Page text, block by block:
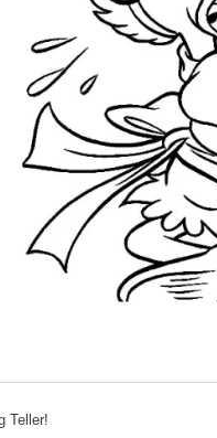
Teller!